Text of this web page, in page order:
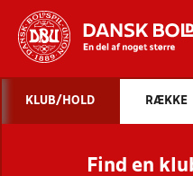
STILLINGER,
KLUB/HOLD RÆKKE
Find en